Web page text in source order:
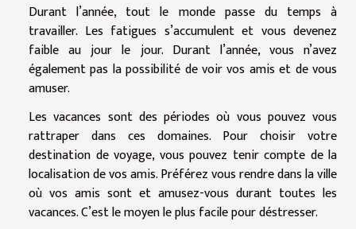
Durant l’année, tout le monde passe du temps à
travailler. Les fatigues s’accumulent et vous devenez
faible au jour le jour. Durant l’année, vous n’avez
également pas la possibilité de voir vos amis et de vous
amuser.
Les vacances sont des périodes où vous pouvez vous
rattraper dans ces domaines. Pour choisir votre
destination de voyage, vous pouvez tenir compte de la
localisation de vos amis. Préférez vous rendre dans la ville
où vos amis sont et amusez-vous durant toutes les
vacances. C’est le moyen le plus facile pour déstresser.